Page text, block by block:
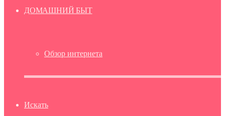
ДОМАШНИЙ БЫТ
Обзор интернета
Искать